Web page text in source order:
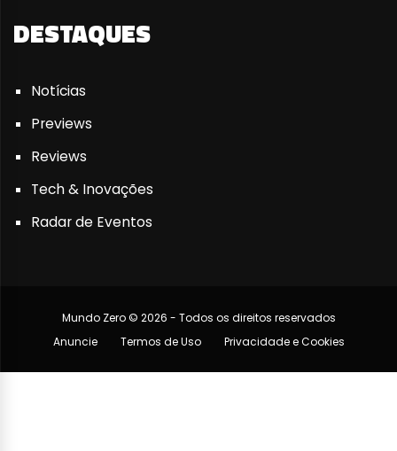
DESTAQUES
Notícias
Previews
Reviews
Tech & Inovações
Radar de Eventos
Mundo Zero © 2026 - Todos os direitos reservados
Anuncie
Termos de Uso Privacidade e Cookies